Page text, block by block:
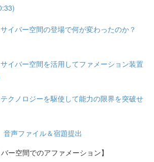
イバー空間の登場で何が変わったのか？
イバー空間を活用してファメーション装置
クノロジーを駆使して能力の限界を突破せ
声ファイル＆宿題提出
ー空間でのアファメーション】